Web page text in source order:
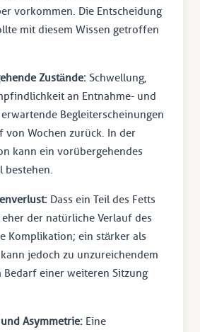
vorkommen. Die Entscheidung
mit diesem Wissen getroffen
Zustände: Schwellung,
an Entnahme- und
Begleiterscheinungen
von Wochen zurück. In der
kann ein vorübergehendes
bestehen.
Dass ein Teil des Fetts
der natürliche Verlauf des
Komplikation; ein stärker als
jedoch zu unzureichendem
Bedarf einer weiteren Sitzung
Asymmetrie: Eine